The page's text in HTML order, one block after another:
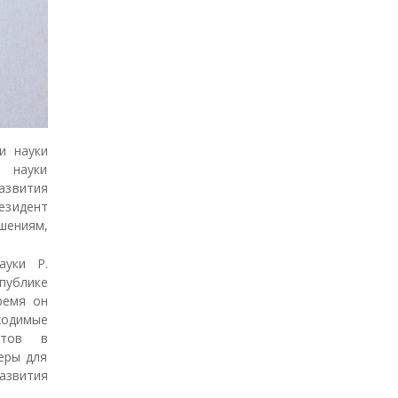
науки
науки
Р.
он
в
для